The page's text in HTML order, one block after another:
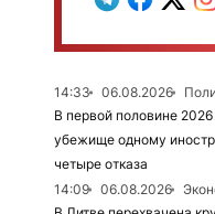
14:33 06.08.2026
В первой половине
убежище одному
четыре отказа
14:09
06.08.2026